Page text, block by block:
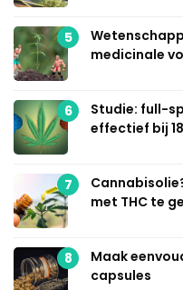
5
medicinale
6
Studie: full-
effectief bij
7
met THC te
8
Maak
capsules